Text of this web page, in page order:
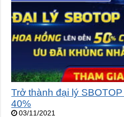
Trở thành đại lý
40%
03/11/2021